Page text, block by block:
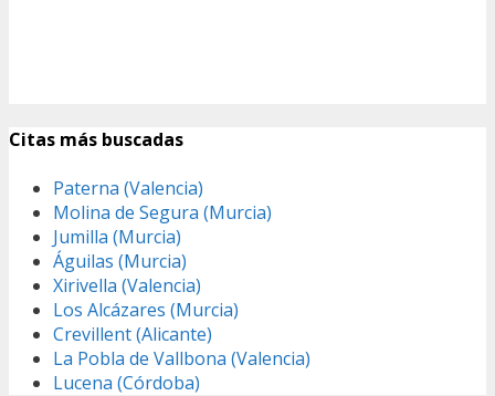
Citas más buscadas
Paterna (Valencia)
Molina de Segura (Murcia)
Jumilla (Murcia)
Águilas (Murcia)
Xirivella (Valencia)
Los Alcázares (Murcia)
Crevillent (Alicante)
La Pobla de Vallbona (Valencia)
Lucena (Córdoba)